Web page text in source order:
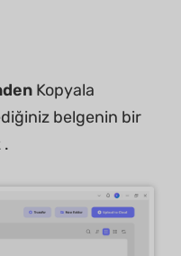
Kopyala
belgenin bir
.